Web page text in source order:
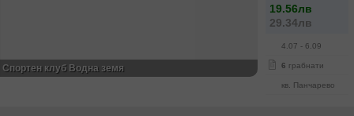
19.56лв
29.34лв
4.07 - 6.09
6 грабнати
кв. Панчарево
Спортен клуб Водна земя